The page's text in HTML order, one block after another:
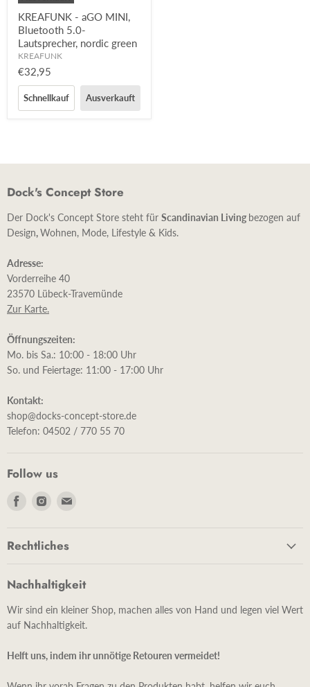
KREAFUNK - aGO MINI,
Bluetooth 5.0-
Lautsprecher, nordic green
KREAFUNK
€32,95
Schnellkauf Ausverkauft
Dock's Concept Store
Der Dock's Concept Store steht für Scandinavian Living bezogen auf
Design,Wohnen, Mode, Lifestyle & Kids.
Adresse:
Vorderreihe 40
23570 Lübeck-Travemünde
Zur Karte.
Öffnungszeiten:
Mo. bis Sa.: 10:00 - 18:00 Uhr
So. und Feiertage: 11:00 - 17:00 Uhr
Kontakt:
shop@docks-concept-store.de
Telefon: 04502 / 770 55 70
Follow us
Finde
Facebook
Finde
Instagram
Rechtliches
Nachhaltigkeit
Wir sind ein kleiner Shop, machen alles von Hand und legen viel Wert
auf Nachhaltigkeit.
Helft uns, indem ihr unnötige Retouren vermeidet!